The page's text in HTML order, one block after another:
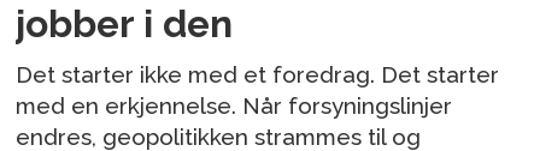
jobber i den
Det starter ikke med et foredrag. Det starter
med en erkjennelse. Når forsyningslinjer
endres, geopolitikken strammes til og